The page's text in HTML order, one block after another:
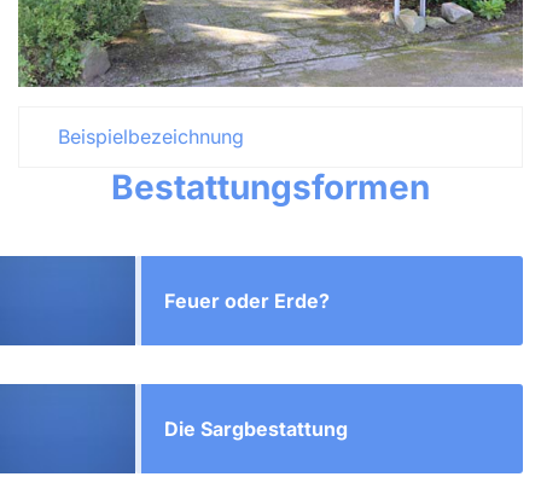
Beispielbezeichnung
Bestattungsformen
Feuer oder Erde?
Die Sargbestattung